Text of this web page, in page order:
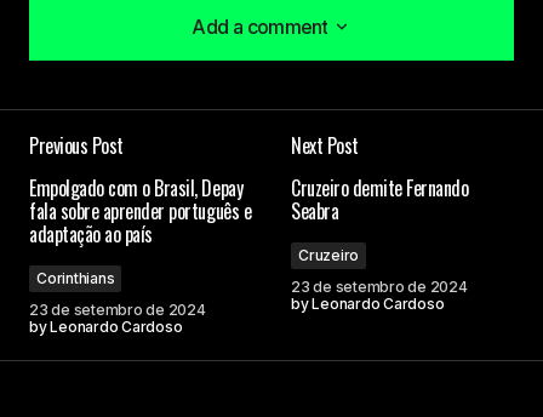
Add a comment
Add a comment
Campos obrigatórios são marcados com*
Previous Post
Empolgado com o Brasil, Depay
fala sobre aprender português e
adaptação ao país
Corinthians
23 de setembro de 2024
byLeonardo Cardoso
Next Post
Cruzeiro demite Fernando
Seabra
Cruzeiro
23 de setembro de 2024
byLeonardo Cardoso